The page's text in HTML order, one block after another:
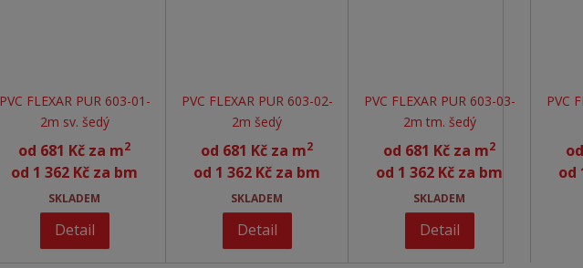
PVC FLEXAR PUR 603-01-
2m sv. šedý
od 681 Kč za m2
od 1 362 Kč za bm
SKLADEM
Detail
PVC FLEXAR PUR 603-02-
2m šedý
od 681 Kč za m2
od 1 362 Kč za bm
SKLADEM
Detail
PVC FLEXAR PUR 603-03-
2m tm. šedý
od 681 Kč za m2
od 1 362 Kč za bm
SKLADEM
Detail
PVC
od